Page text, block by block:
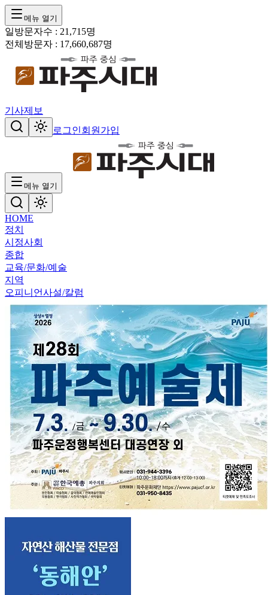
메뉴 열기
일방문자수 : 21,715명
전체방문자 : 17,660,687명
기사제보
로그인회원가입
메뉴 열기
HOME
정치
시정사회
종합
교육/문화/예술
지역
오피니언사설/칼럼